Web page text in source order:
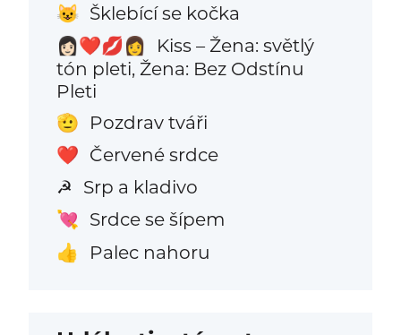
😺 Šklebící se kočka
👩🏻‍❤️‍💋‍👩
Kiss – Žena: světlý
tón pleti, Žena: Bez Odstínu
Pleti
🫡 Pozdrav tváři
❤️ Červené srdce
☭ Srp a kladivo
💘 Srdce se šípem
👍 Palec nahoru